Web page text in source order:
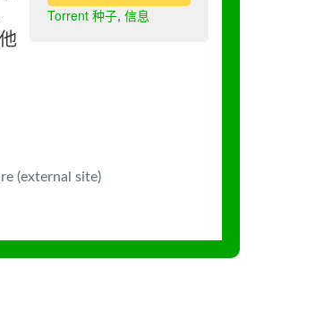
Torrent 种子, 信息
(external site)